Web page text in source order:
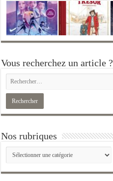
Vous recherchez un article ?
Nos rubriques
Nos
rubriques